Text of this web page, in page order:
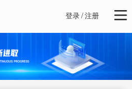
登录/注册